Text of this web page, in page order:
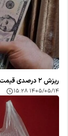
ریزش ۲ درصدی قیمت دلار در بازار آزاد مشهد+ علت
۱۴۰۵/۰۵/۱۴ ۱۵:۲۸